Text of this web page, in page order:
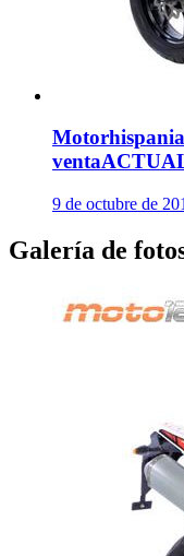
venta
9 de octubre de
Galería de